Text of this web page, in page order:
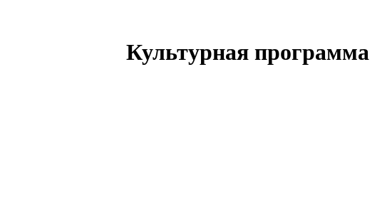
Культурная программа